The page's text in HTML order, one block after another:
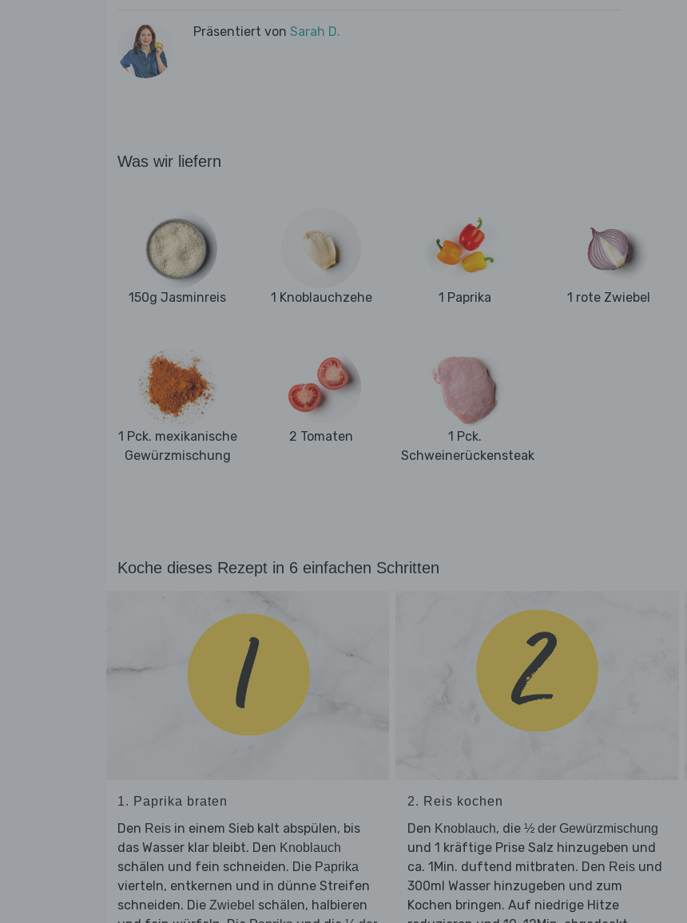
Präsentiert von Sarah D.
Was wir liefern
150g Jasminreis 1 Knoblauchzehe 1 Paprika 1 rote Zwiebel
1 Pck. mexikanische
Gewürzmischung
2 Tomaten
1 Pck.
Schweinerückensteak
Koche dieses Rezept in 6 einfachen Schritten
1. Paprika braten
Den Reis in einem Sieb kalt abspülen, bis
das Wasser klar bleibt. Den Knoblauch
schälen und fein schneiden. Die Paprika
vierteln, entkernen und in dünne Streifen
schneiden. Die Zwiebel schälen, halbieren
2. Reis kochen
Den Knoblauch, die ½ der Gewürzmischung
und 1 kräftige Prise Salz hinzugeben und
ca. 1Min. duftend mitbraten. Den Reisund
300ml Wasser hinzugeben und zum
Kochen bringen. Auf niedrige Hitze